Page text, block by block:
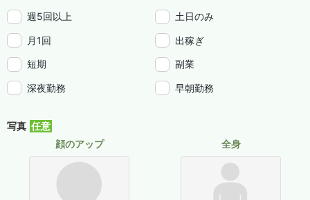
週5回以上 土日のみ
月1回 出稼ぎ
短期 副業
深夜勤務 早朝勤務
写真
顔のアップ
全身